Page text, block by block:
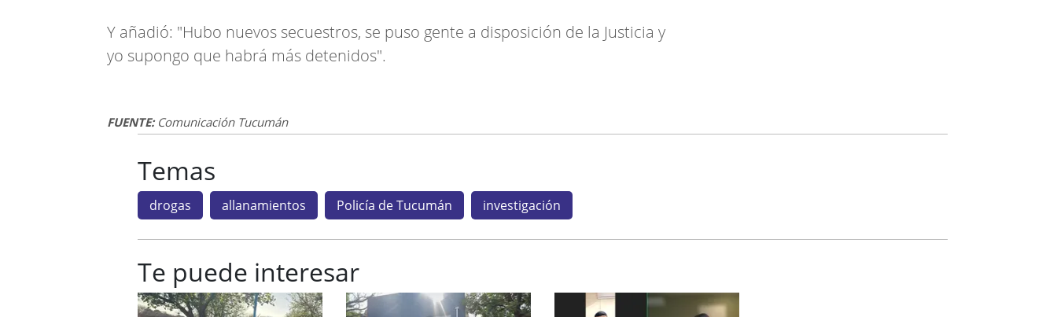
Y añadió: "Hubo nuevos secuestros, se puso gente a disposición de la Justicia y
yo supongo que habrá más detenidos".
FUENTE:Comunicación Tucumán
Temas
drogas allanamientos Policía de Tucumán investigación
Te puede interesar